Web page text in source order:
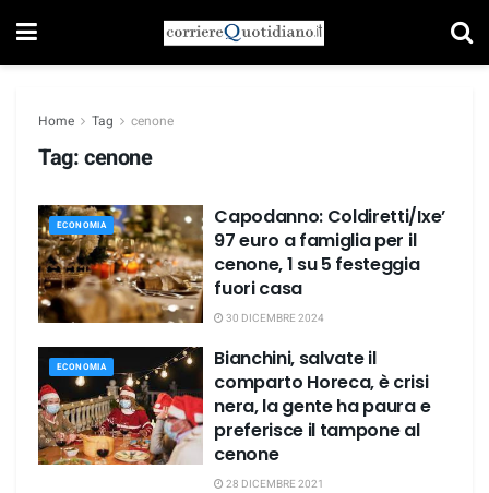
Home Tag cenone
Tag:cenone
ECONOMIA
Capodanno: Coldiretti/Ixe’
97 euro a famiglia per il
cenone, 1 su 5 festeggia
fuori casa
30 DICEMBRE 2024
ECONOMIA
Bianchini, salvate il
comparto Horeca, è crisi
nera, la gente ha paura e
preferisce il tampone al
cenone
28 DICEMBRE 2021